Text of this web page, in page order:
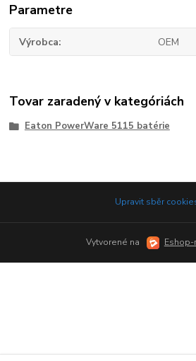
Parametre
Výrobca OEM
Tovar zaradený v kategóriách
Eaton PowerWare 5115 batérie
Upravit sběr
Vytvorené na